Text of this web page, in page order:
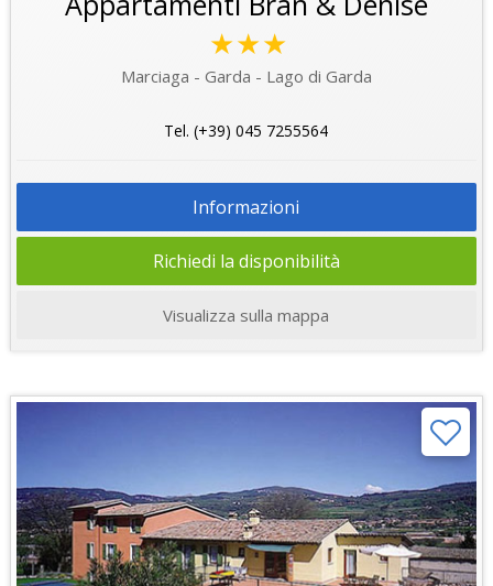
★★★
Marciaga - Garda - Lago di Garda
Tel. (+39) 045 7255564
Informazioni
Richiedi la disponibilità
Visualizza sulla mappa